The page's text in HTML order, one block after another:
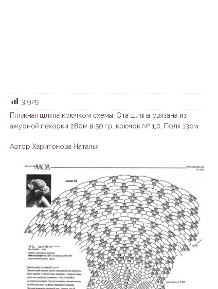
3 929
Пляжная шляпа крючком схемы. Эта шляпа связана из
ажурной пехорки 280м в 50 гр, крючок № 1,0. Поля 13см.
Автор Харитонова Наталья